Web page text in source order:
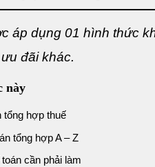
áp dụng 01 hình thức
đãi khác.
này
tổng hợp thuế
tổng hợp A – Z
cần phải làm